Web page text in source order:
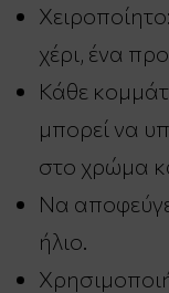
χέρι, ένα
Κάθε
μπορεί να
στο χρώμα
Να
ήλιο.